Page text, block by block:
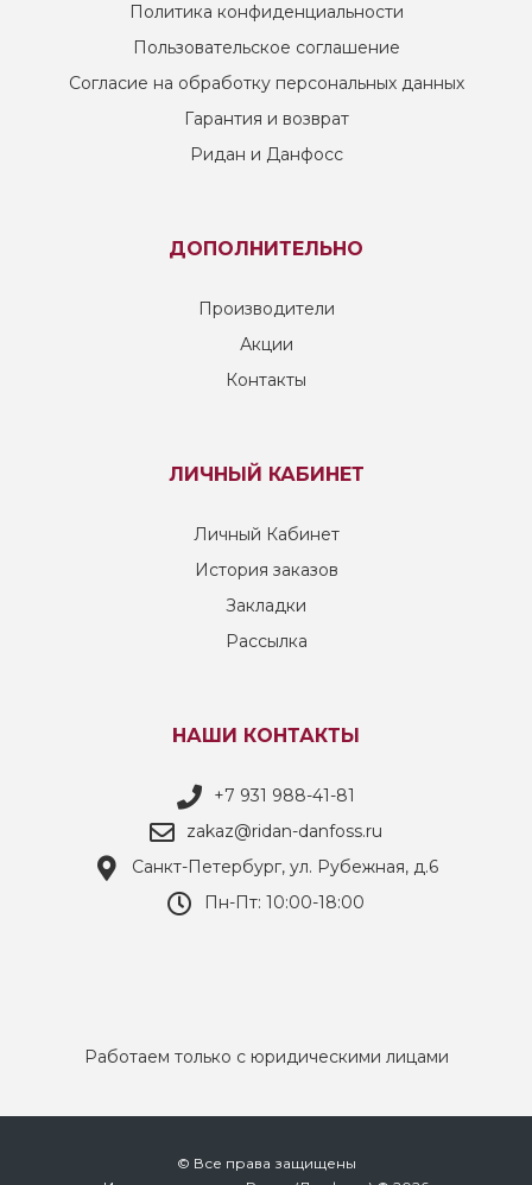
Политика конфиденциальности
Пользовательское соглашение
Согласие на обработку персональных данных
Гарантия и возврат
Ридан и Данфосс
ДОПОЛНИТЕЛЬНО
Производители
Акции
Контакты
ЛИЧНЫЙ КАБИНЕТ
Личный Кабинет
История заказов
Закладки
Рассылка
НАШИ КОНТАКТЫ
+7 931 988-41-81
zakaz@ridan-danfoss.ru
Санкт-Петербург, ул. Рубежная, д.6
Пн-Пт: 10:00-18:00
Работаем только с юридическими лицами
© Все права защищены